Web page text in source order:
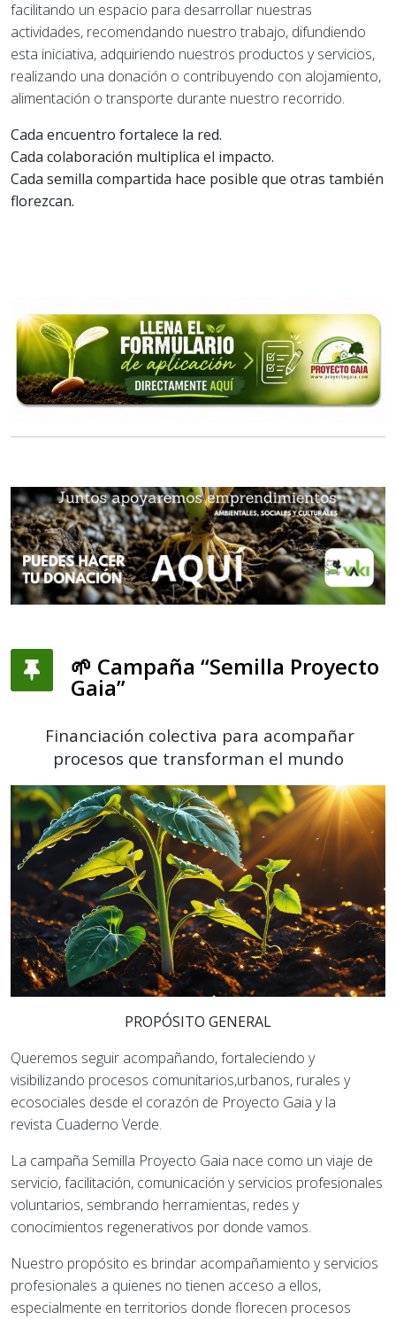
facilitando un espacio para desarrollar nuestras
actividades, recomendando nuestro trabajo, difundiendo
esta iniciativa, adquiriendo nuestros productos y servicios,
realizando una donación o contribuyendo con alojamiento,
alimentación o transporte durante nuestro recorrido.
Cada encuentro fortalece la red.
Cada colaboración multiplica el impacto.
Cada semilla compartida hace posible que otras también
florezcan.
🌱 Campaña “Semilla Proyecto
Gaia”
Financiación colectiva para acompañar
procesos que transforman el mundo
PROPÓSITO GENERAL
Queremos seguir acompañando, fortaleciendo y
visibilizando procesos comunitarios,urbanos, rurales y
ecosociales desde el corazón de Proyecto Gaia y la
revista Cuaderno Verde.
La campaña Semilla Proyecto Gaia nace como un viaje de
servicio, facilitación, comunicación yservicios profesionales
voluntarios, sembrando herramientas, redes y
conocimientos regenerativos por donde vamos.
Nuestro propósito es brindar acompañamiento y servicios
profesionales a quienes no tienen acceso a ellos,
especialmente en territorios donde florecen procesos